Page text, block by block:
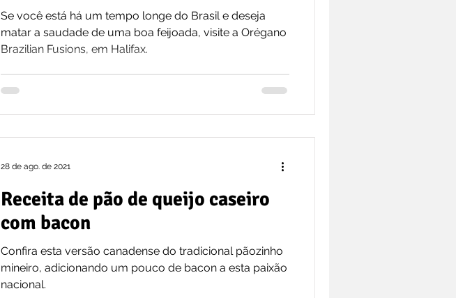
Se você está há um tempo longe do Brasil e deseja
matar a saudade de uma boa feijoada, visite a Orégano
Brazilian Fusions, em Halifax.
Receita de pão de queijo caseiro
com bacon
Confira esta versão canadense do tradicional pãozinho
mineiro, adicionando um pouco de bacon a esta paixão
nacional.
28 de ago. de 2021